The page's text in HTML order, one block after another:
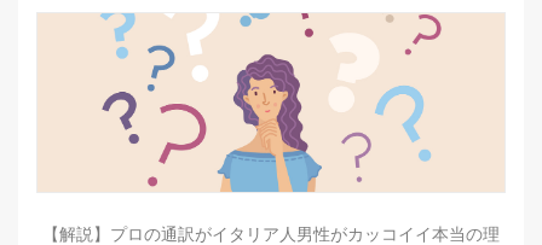
【解説】プロの通訳がイタリア人男性がカッコイイ本当の理